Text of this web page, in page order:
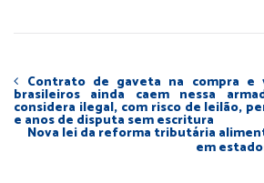
Contrato de gaveta na compra e
brasileiros ainda caem nessa
considera ilegal, com risco de leilão,
e anos de disputa sem escritura
Nova lei da reforma tributária
em